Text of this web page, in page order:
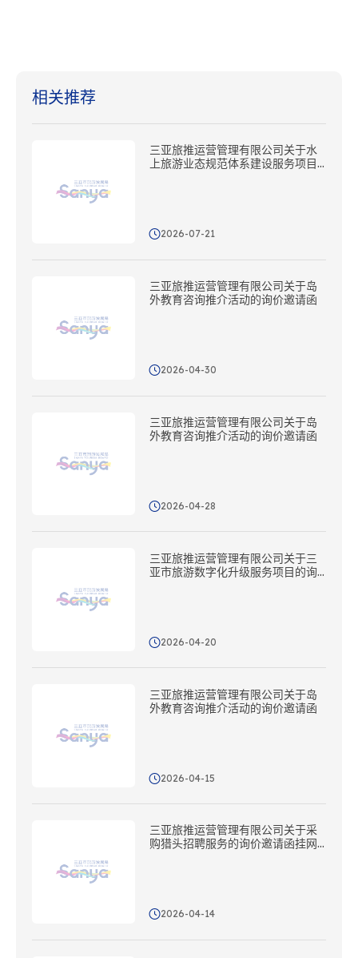
相关推荐
三亚旅推运营管理有限公司关于水
上旅游业态规范体系建设服务项目
2026-07-21
三亚旅推运营管理有限公司关于岛
外教育咨询推介活动的询价邀请函
2026-04-30
三亚旅推运营管理有限公司关于岛
外教育咨询推介活动的询价邀请函
2026-04-28
三亚旅推运营管理有限公司关于三
亚市旅游数字化升级服务项目的询
2026-04-20
三亚旅推运营管理有限公司关于岛
外教育咨询推介活动的询价邀请函
2026-04-15
三亚旅推运营管理有限公司关于采
购猎头招聘服务的询价邀请函挂网
2026-04-14